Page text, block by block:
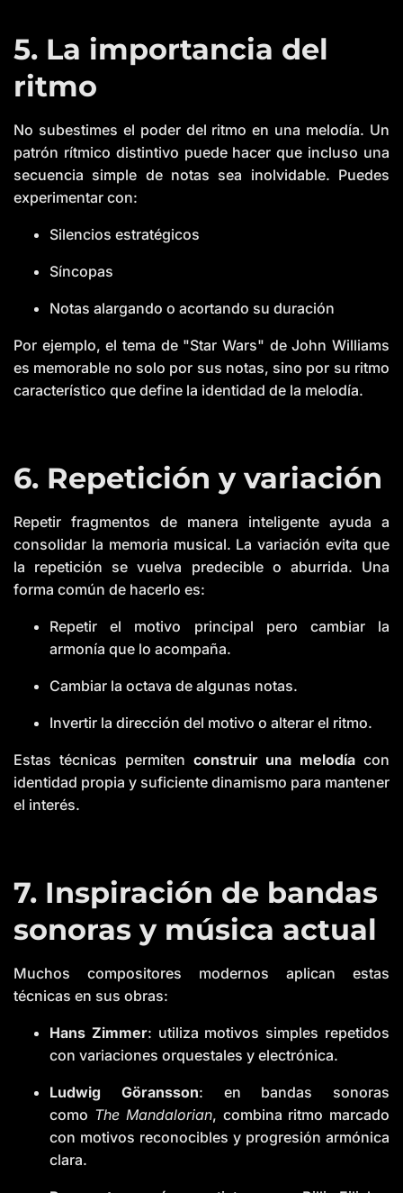
5. La importancia del
ritmo
No subestimes el poder del ritmo en una melodía. Un
patrón rítmico distintivo puede hacer que incluso una
secuencia simple de notas sea inolvidable. Puedes
experimentar con:
Silencios estratégicos
Síncopas
Notas alargando o acortando su duración
Por ejemplo, el tema de "Star Wars" de John Williams
es memorable no solo por sus notas, sino por su ritmo
característico que define la identidad de la melodía.
6. Repetición y variación
Repetir fragmentos de manera inteligente ayuda a
consolidar la memoria musical. La variación evita que
la repetición se vuelva predecible o aburrida. Una
forma común de hacerlo es:
Repetir el motivo principal pero cambiar la
armonía que lo acompaña.
Cambiar la octava de algunas notas.
Invertir la dirección del motivo o alterar el ritmo.
Estas técnicas permiten construir una melodía con
identidad propia y suficiente dinamismo para mantener
el interés.
7. Inspiración de bandas
sonoras y música actual
Muchos compositores modernos aplican estas
técnicas en sus obras:
Hans Zimmer: utiliza motivos simples repetidos
con variaciones orquestales y electrónica.
Ludwig Göransson: en bandas sonoras
como The Mandalorian, combina ritmo marcado
con motivos reconocibles y progresión armónica
clara.